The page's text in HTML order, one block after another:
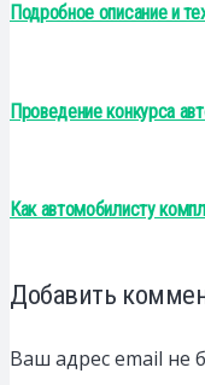
Подробное описание и
Проведение конкурса
Как автомобилисту
Добавить
Ваш адрес email не